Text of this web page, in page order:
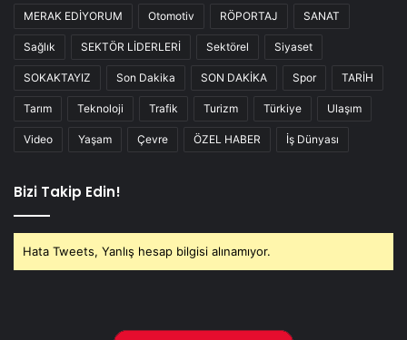
MERAK EDİYORUM Otomotiv RÖPORTAJ SANAT
Sağlık SEKTÖR LİDERLERİ Sektörel Siyaset
SOKAKTAYIZ Son Dakika SON DAKİKA Spor TARİH
Tarım Teknoloji Trafik Turizm Türkiye Ulaşım
Video Yaşam Çevre ÖZEL HABER İş Dünyası
Bizi Takip Edin!
Hata Tweets, Yanlış hesap bilgisi alınamıyor.